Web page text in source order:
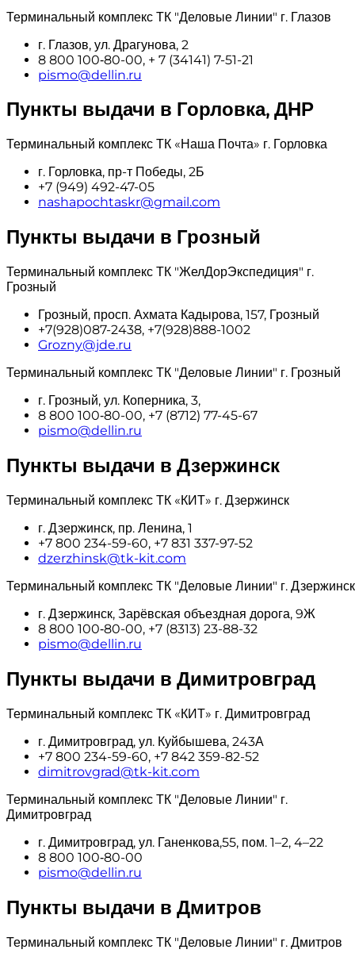
Терминальный комплекс ТК "Деловые Линии" г. Глазов
г. Глазов, ул. Драгунова, 2
8 800 100‑80-00, + 7 (34141) 7-51-21
pismo@dellin.ru
Пункты выдачи в Горловка, ДНР
Терминальный комплекс ТК «Наша Почта» г. Горловка
г. Горловка, пр-т Победы, 2Б
+7 (949) 492-47-05
nashapochtaskr@gmail.com
Пункты выдачи в Грозный
Терминальный комплекс ТК "ЖелДорЭкспедиция" г.
Грозный
Грозный, просп. Ахмата Кадырова, 157, Грозный
+7(928)087-2438, +7(928)888-1002
Grozny@jde.ru
Терминальный комплекс ТК "Деловые Линии" г. Грозный
г. Грозный, ул. Коперника, 3,
8 800 100‑80-00, +7 (8712) 77-45-67
pismo@dellin.ru
Пункты выдачи в Дзержинск
Терминальный комплекс ТК «КИТ» г. Дзержинск
г. Дзержинск, пр. Ленина, 1
+7 800 234-59-60, +7 831 337-97-52
dzerzhinsk@tk-kit.com
Терминальный комплекс ТК "Деловые Линии" г. Дзержинск
г. Дзержинск, Зарёвская объездная дорога, 9Ж
8 800 100‑80-00, +7 (8313) 23-88-32
pismo@dellin.ru
Пункты выдачи в Димитровград
Терминальный комплекс ТК «КИТ» г. Димитровград
г. Димитровград, ул. Куйбышева, 243А
+7 800 234-59-60, +7 842 359-82-52
dimitrovgrad@tk-kit.com
Терминальный комплекс ТК "Деловые Линии" г.
Димитровград
г. Димитровград, ул. Ганенкова,55, пом. 1–2, 4–22
8 800 100‑80-00
pismo@dellin.ru
Пункты выдачи в Дмитров
Терминальный комплекс ТК "Деловые Линии" г. Дмитров